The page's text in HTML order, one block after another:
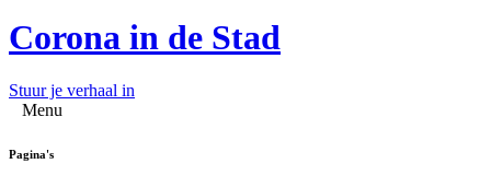
Corona in de Stad
Stuur je verhaal in
Menu
Pagina's